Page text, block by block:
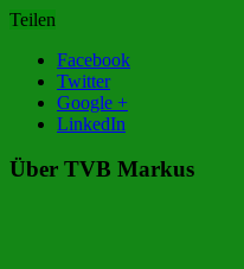
Teilen
Facebook
Twitter
Google +
LinkedIn
Über TVB Markus